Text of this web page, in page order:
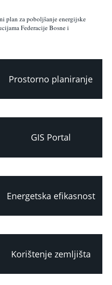
plan za poboljšanje energijske
Federacije Bosne i
Prostorno planiranje
GIS Portal
Energetska efikasnost
Korištenje zemljišta